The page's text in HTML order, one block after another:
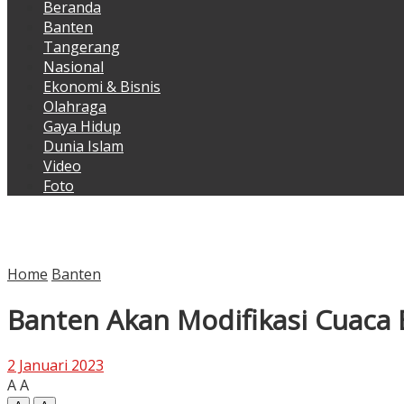
Beranda
Banten
Tangerang
Nasional
Ekonomi & Bisnis
Olahraga
Gaya Hidup
Dunia Islam
Video
Foto
Home Banten
Banten Akan Modifikasi Cuaca
2 Januari 2023
AA